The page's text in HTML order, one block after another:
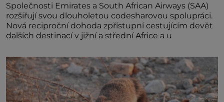
Společnosti Emirates a South African Airways (SAA)
rozšiřují svou dlouholetou codesharovou spolupráci.
Nová reciproční dohoda zpřístupní cestujícím devět
dalších destinací v jižní a střední Africe a u